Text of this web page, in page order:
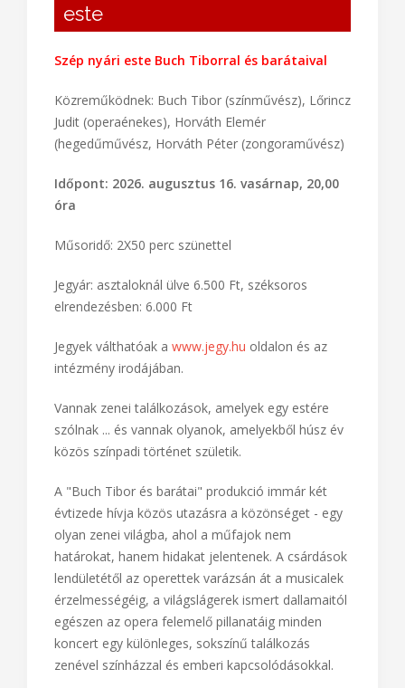
este
Szép nyári este Buch Tiborral és barátaival
Közreműködnek: Buch Tibor (színművész), Lőrincz
Judit (operaénekes), Horváth Elemér
(hegedűművész, Horváth Péter (zongoraművész)
Időpont: 2026. augusztus 16. vasárnap, 20,00
óra
Műsoridő: 2X50 perc szünettel
Jegyár: asztaloknál ülve 6.500 Ft, széksoros
elrendezésben: 6.000 Ft
Jegyek válthatóak a www.jegy.hu oldalon és az
intézmény irodájában.
Vannak zenei találkozások, amelyek egy estére
szólnak ... és vannak olyanok, amelyekből húsz év
közös színpadi történet születik.
A "Buch Tibor és barátai" produkció immár két
évtizede hívja közös utazásra a közönséget - egy
olyan zenei világba, ahol a műfajok nem
határokat, hanem hidakat jelentenek. A csárdások
lendületétől az operettek varázsán át a musicalek
érzelmességéig, a világslágerek ismert dallamaitól
egészen az opera felemelő pillanatáig minden
koncert egy különleges, sokszínű találkozás
zenével színházzal és emberi kapcsolódásokkal.